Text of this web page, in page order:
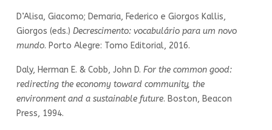
D’Alisa, Giacomo; Demaria, Federico e Giorgos Kallis,
Giorgos (eds.) Decrescimento: vocabulário para um novo
mundo. Porto Alegre: Tomo Editorial, 2016.
Daly, Herman E. & Cobb, John D. For the common good:
redirecting the economy toward community, the
environment and a sustainable future. Boston, Beacon
Press, 1994.